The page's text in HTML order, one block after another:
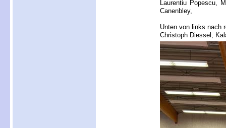
Laurentiu Popescu,
Canenbley,
Unten von links nach
Christoph Diessel,